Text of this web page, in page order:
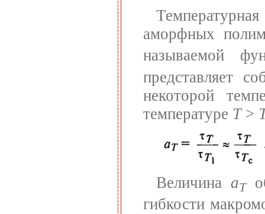
аморфных
называемой
представляет
некоторой
температуре Т>
Величина aT
гибкости